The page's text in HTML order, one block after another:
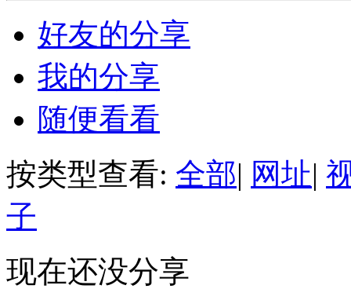
好友的分享
我的分享
随便看看
按类型查看: 全部| 网址|
子
现在还没分享